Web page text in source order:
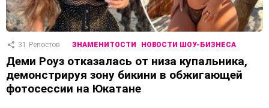
31 Репостов ЗНАМЕНИТОСТИ НОВОСТИ ШОУ-БИЗНЕСА
Деми Роуз отказалась от низа купальника,
демонстрируя зону бикини в обжигающей
фотосессии на Юкатане